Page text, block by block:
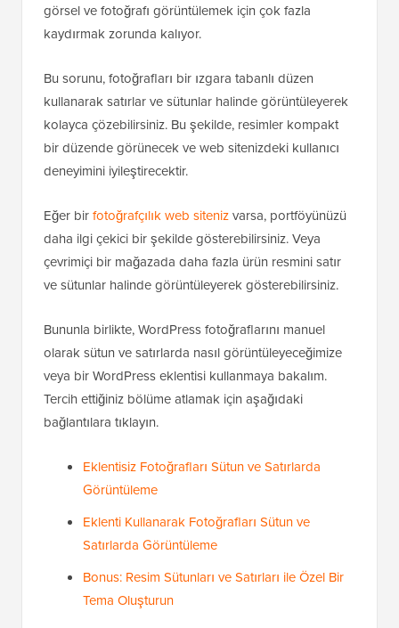
görsel ve fotoğrafı görüntülemek için çok fazla
kaydırmak zorunda kalıyor.
Bu sorunu, fotoğrafları bir ızgara tabanlı düzen
kullanarak satırlar ve sütunlar halinde görüntüleyerek
kolayca çözebilirsiniz. Bu şekilde, resimler kompakt
bir düzende görünecek ve web sitenizdeki kullanıcı
deneyimini iyileştirecektir.
Eğer birfotoğrafçılık web sitenizvarsa, portföyünüzü
daha ilgi çekici bir şekilde gösterebilirsiniz. Veya
çevrimiçi bir mağazada daha fazla ürün resmini satır
ve sütunlar halinde görüntüleyerek gösterebilirsiniz.
Bununla birlikte, WordPress fotoğraflarını manuel
olarak sütun ve satırlarda nasıl görüntüleyeceğimize
veya bir WordPress eklentisi kullanmaya bakalım.
Tercih ettiğiniz bölüme atlamak için aşağıdaki
bağlantılara tıklayın.
Eklentisiz Fotoğrafları Sütun ve Satırlarda
Görüntüleme
Eklenti Kullanarak Fotoğrafları Sütun ve
Satırlarda Görüntüleme
Bonus: Resim Sütunları ve Satırları ile Özel Bir
Tema Oluşturun